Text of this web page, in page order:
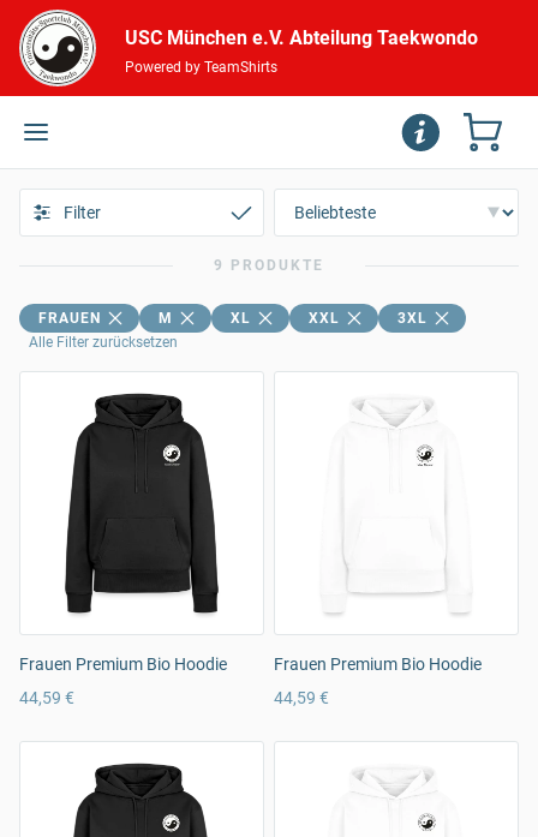
USC München e.V. Abteilung Taekwondo
Powered by TeamShirts
Filter
9 PRODUKTE
FRAUEN M XL XXL
3XL
Alle Filter zurücksetzen
Frauen Premium Bio Hoodie
44,59 €
Frauen Premium Bio Hoodie
44,59 €